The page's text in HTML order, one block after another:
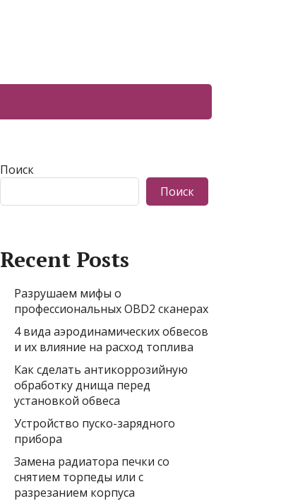
Поиск
Поиск
Recent Posts
Разрушаем мифы о
профессиональных OBD2 сканерах
4 вида аэродинамических обвесов
и их влияние на расход топлива
Как сделать антикоррозийную
обработку днища перед
установкой обвеса
Устройство пуско-зарядного
прибора
Замена радиатора печки со
снятием торпеды или с
разрезанием корпуса